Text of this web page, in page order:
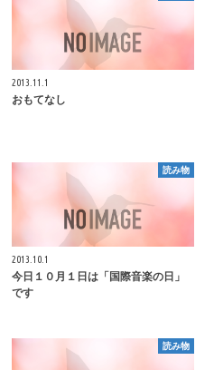
2013.11.1
おもてなし
読み物
2013.10.1
今日１０月１日は「国際音楽の日」
です
読み物